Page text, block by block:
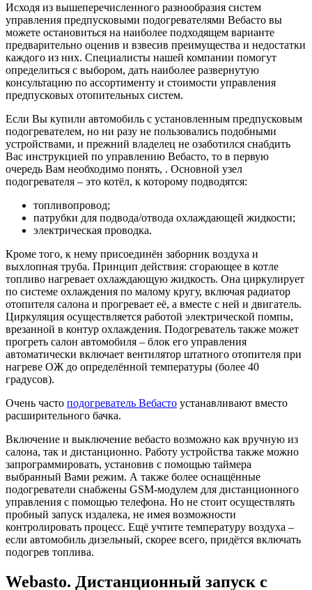
Исходя из вышеперечисленного разнообразия систем
управления предпусковыми подогревателями Вебасто вы
можете остановиться на наиболее подходящем варианте
предварительно оценив и взвесив преимущества и недостатки
каждого из них. Специалисты нашей компании помогут
определиться с выбором, дать наиболее развернутую
консультацию по ассортименту и стоимости управления
предпусковых отопительных систем.
Если Вы купили автомобиль с установленным предпусковым
подогревателем, но ни разу не пользовались подобными
устройствами, и прежний владелец не озаботился снабдить
Вас инструкцией по управлению Вебасто, то в первую
очередь Вам необходимо понять, . Основной узел
подогревателя – это котёл, к которому подводятся:
топливопровод;
патрубки для подвода/отвода охлаждающей жидкости;
электрическая проводка.
Кроме того, к нему присоединён заборник воздуха и
выхлопная труба. Принцип действия: сгорающее в котле
топливо нагревает охлаждающую жидкость. Она циркулирует
по системе охлаждения по малому кругу, включая радиатор
отопителя салона и прогревает её, а вместе с ней и двигатель.
Циркуляция осуществляется работой электрической помпы,
врезанной в контур охлаждения. Подогреватель также может
прогреть салон автомобиля – блок его управления
автоматически включает вентилятор штатного отопителя при
нагреве ОЖ до определённой температуры (более 40
градусов).
Очень часто подогреватель Вебасто устанавливают вместо
расширительного бачка.
Включение и выключение вебасто возможно как вручную из
салона, так и дистанционно. Работу устройства также можно
запрограммировать, установив с помощью таймера
выбранный Вами режим. А также более оснащённые
подогреватели снабжены GSM-модулем для дистанционного
управления с помощью телефона. Но не стоит осуществлять
пробный запуск издалека, не имея возможности
контролировать процесс. Ещё учтите температуру воздуха –
если автомобиль дизельный, скорее всего, придётся включать
подогрев топлива.
Webasto. Дистанционный запуск с